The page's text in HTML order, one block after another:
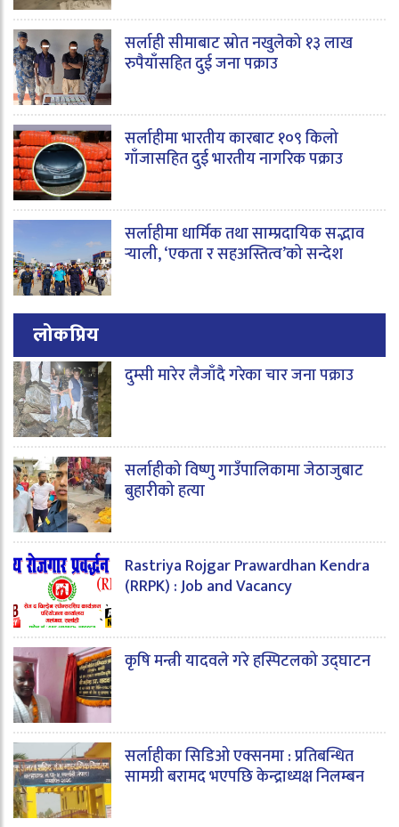
सर्लाही सीमाबाट स्रोत नखुलेको १३ लाख
रुपैयाँसहित दुई जना पक्राउ
सर्लाहीमा भारतीय कारबाट १०९ किलो
गाँजासहित दुई भारतीय नागरिक पक्राउ
सर्लाहीमा धार्मिक तथा साम्प्रदायिक सद्भाव
र्‍याली, ‘एकता र सहअस्तित्व’को सन्देश
लोकप्रिय
दुम्सी मारेर लैजाँदै गरेका चार जना पक्राउ
सर्लाहीको विष्णु गाउँपालिकामा जेठाजुबाट
बुहारीको हत्या
Rastriya Rojgar Prawardhan Kendra
(RRPK) : Job and Vacancy
कृषि मन्त्री यादवले गरे हस्पिटलको उद्घाटन
सर्लाहीका सिडिओ एक्सनमा : प्रतिबन्धित
सामग्री बरामद भएपछि केन्द्राध्यक्ष निलम्बन